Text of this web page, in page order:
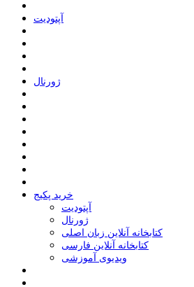
ﺁﭘﺘﻮﺩﯾﺖ
ﮊﻭﺭﻧﺎﻝ
خرید پکیج
ﺁﭘﺘﻮﺩﯾﺖ
ﮊﻭﺭﻧﺎﻝ
کتابخانه آنلاین زبان اصلی
کتابخانه آنلاین فارسی
ویدیوی آموزشی